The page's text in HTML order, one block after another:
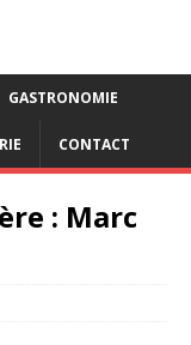
GASTRONOMIE
CONTACT
: Marc